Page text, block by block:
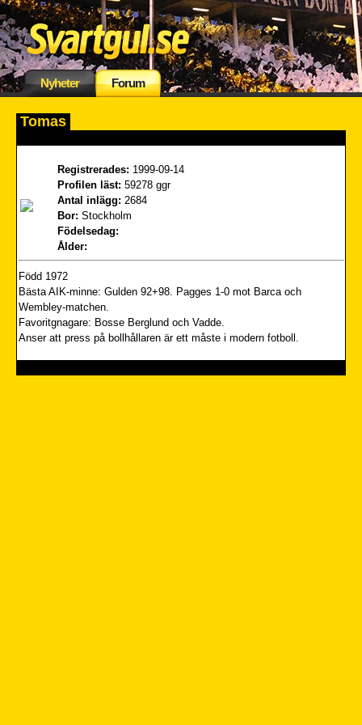
Nyheter Forum
Tomas
Registrerades: 1999-09-14
Profilen läst: 59278 ggr
Antal inlägg: 2684
Bor: Stockholm
Födelsedag:
Ålder:
Född 1972
Bästa AIK-minne: Gulden 92+98. Pagges 1-0 mot Barca och
Wembley-matchen.
Favoritgnagare: Bosse Berglund och Vadde.
Anser att press på bollhållaren är ett måste i modern fotboll.